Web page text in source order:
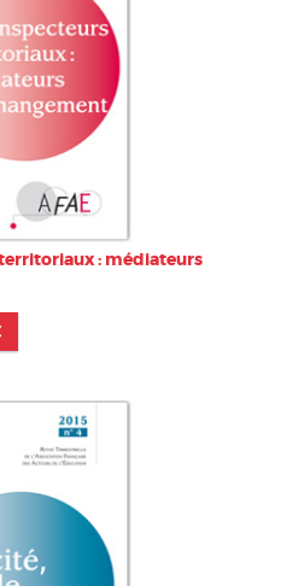
territoriaux : médiateurs